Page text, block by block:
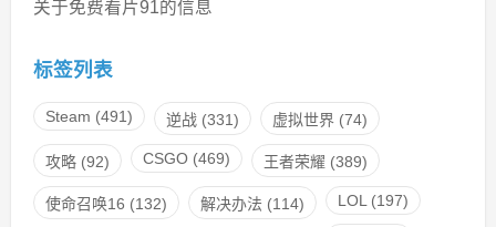
关于免费看片91的信息
标签列表
Steam (491) 逆战(331) 虚拟世界(74)
攻略(92) CSGO(469) 王者荣耀 (389)
使命召唤16 (132) 解决办法 (114) LOL (197)